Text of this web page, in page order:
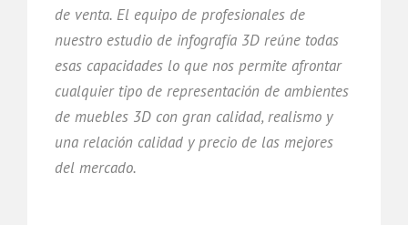
de venta. El equipo de profesionales de
nuestro estudio de infografía 3D reúne todas
esas capacidades lo que nos permite afrontar
cualquier tipo de representación de ambientes
de muebles 3D con gran calidad, realismo y
una relación calidad y precio de las mejores
del mercado.